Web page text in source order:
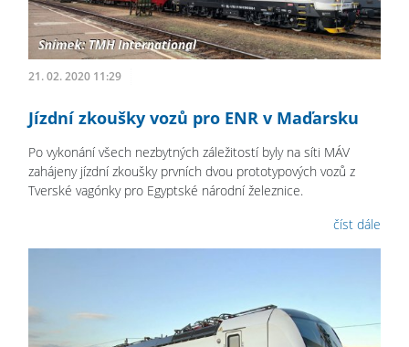
21. 02. 2020 11:29
Jízdní zkoušky vozů pro ENR v Maďarsku
Po vykonání všech nezbytných záležitostí byly na síti MÁV
zahájeny jízdní zkoušky prvních dvou prototypových vozů z
Tverské vagónky pro Egyptské národní železnice.
číst dále